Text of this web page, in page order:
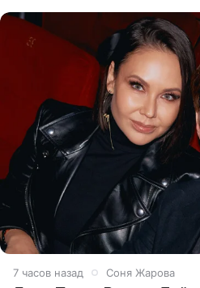
7 часов назад Соня Жарова